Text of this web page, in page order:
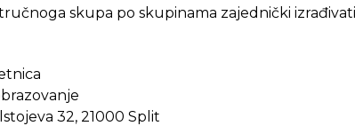
skupa po skupinama zajednički
32, 21000 Split